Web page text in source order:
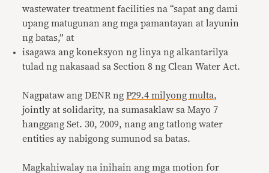
wastewater treatment facilities na “sapat ang dami
upang matugunan ang mga pamantayan at layunin
ng batas,” at
isagawa ang koneksyon ng linya ng alkantarilya
tulad ng nakasaad sa Section 8 ng Clean Water Act.
Nagpataw ang DENR ngP29.4 milyong multa,
jointly at solidarity, na sumasaklaw sa Mayo 7
hanggang Set. 30, 2009, nang ang tatlong water
entities ay nabigong sumunod sa batas.
Magkahiwalay na inihain ang mga motion for